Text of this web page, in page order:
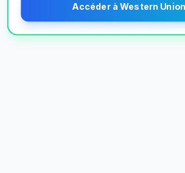
Accéder à Western Union